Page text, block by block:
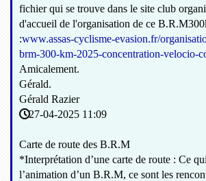
fichier qui se trouve dans le site club
d'accueil de l'organisation de ce
:www.assas-cyclisme-evasion.fr/
brm-300-km-2025-concentration-velocio-
Amicalement.
Gérald.
Gérald Razier
27-04-2025 11:09
Carte de route des B.R.M
*Interprétation d’une carte de route : Ce
l’animation d’un B.R.M, ce sont les